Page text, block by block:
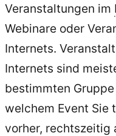
Veranstaltungen im
Webinare oder
Internets.
Internets sind
bestimmten
welchem Event Sie
vorher, rechtszeitig